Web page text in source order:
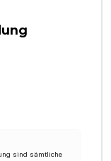
sind sämtliche